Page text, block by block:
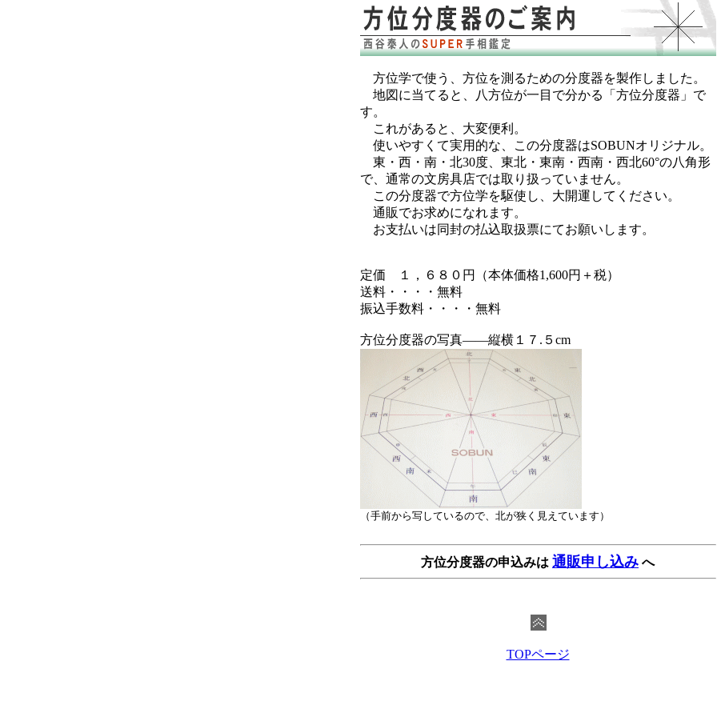
方位学で使う、方位を測るための分度器を製作しました。
地図に当てると、八方位が一目で分かる「方位分度器」で
す。
これがあると、大変便利。
使いやすくて実用的な、この分度器はSOBUNオリジナル。
東・西・南・北30度、東北・東南・西南・西北60°の八角形
で、通常の文房具店では取り扱っていません。
この分度器で方位学を駆使し、大開運してください。
通販でお求めになれます。
お支払いは同封の払込取扱票にてお願いします。
定価 １，６８０円（本体価格1,600円＋税）
送料・・・・無料
振込手数料・・・・無料
方位分度器の写真――縦横１７.５cm
（手前から写しているので、北が狭く見えています）
方位分度器の申込みは 通販申し込み へ
TOPページ